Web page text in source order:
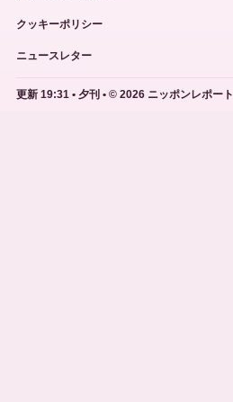
クッキーポリシー
ニュースレター
更新 19:31 • 夕刊 • © 2026 ニッポンレポート